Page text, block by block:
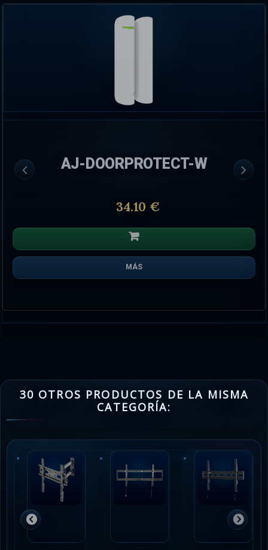
AJ-DOORPROTECT-W
34.10 €
MÁS
30 OTROS PRODUCTOS DE LA MISMA
CATEGORÍA: